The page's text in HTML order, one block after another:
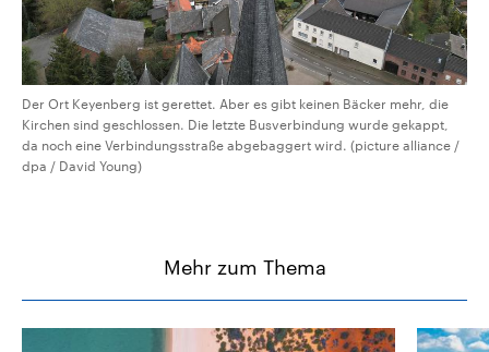
Der Ort Keyenberg ist gerettet. Aber es gibt keinen Bäcker mehr, die
Kirchen sind geschlossen. Die letzte Busverbindung wurde gekappt,
da noch eine Verbindungsstraße abgebaggert wird. (picture alliance /
dpa / David Young)
Mehr zum Thema